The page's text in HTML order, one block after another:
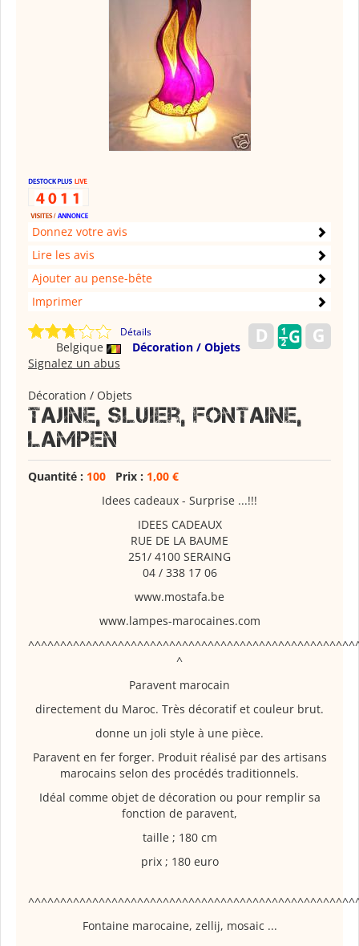
Donnez votre avis
Lire les avis
Ajouter au pense-bête
Imprimer
Détails
Belgique
Décoration / Objets
Signalez un abus
Décoration / Objets
Tajine, sluier, fontaine,
lampen
Quantité : 100 Prix : 1,00 €
Idees cadeaux - Surprise ...!!!
IDEES CADEAUX
RUE DE LA BAUME
251/ 4100 SERAING
04 / 338 17 06
www.mostafa.be
www.lampes-marocaines.com
^
Paravent marocain
directement du Maroc. Très décoratif et couleur brut.
donne un joli style à une pièce.
Paravent en fer forger. Produit réalisé par des artisans
marocains selon des procédés traditionnels.
Idéal comme objet de décoration ou pour remplir sa
fonction de paravent,
taille ; 180 cm
prix ; 180 euro
Fontaine marocaine, zellij, mosaic ...